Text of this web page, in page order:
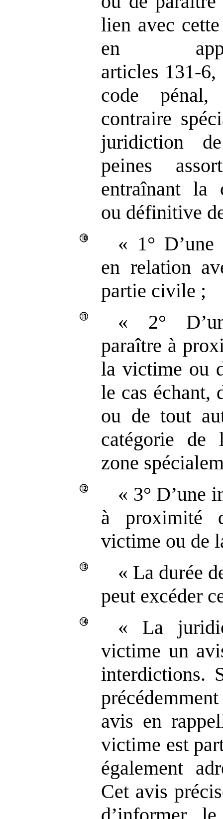
lien avec
en
articles 131‑6,
code
contraire
juridiction
peines
entraînant la
ou définitive
« 1° D’une
en relation
partie civile ;
« 2°
paraître à
la victime ou
le cas échant,
ou de tout
catégorie de
zone
« 3° D’une
à proximité
victime ou de
« La durée
peut excéder
« La
victime un
interdictions.
avis en
victime est
également
Cet avis